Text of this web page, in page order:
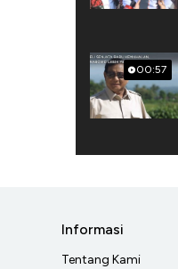
00:57
Informasi
Tentang Kami